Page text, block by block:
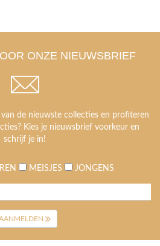
ONZE NIEUWSBRIEF
de nieuwste collecties en profiteren
Kies je nieuwsbrief voorkeur en
schrijf je in!
MEISJES JONGENS